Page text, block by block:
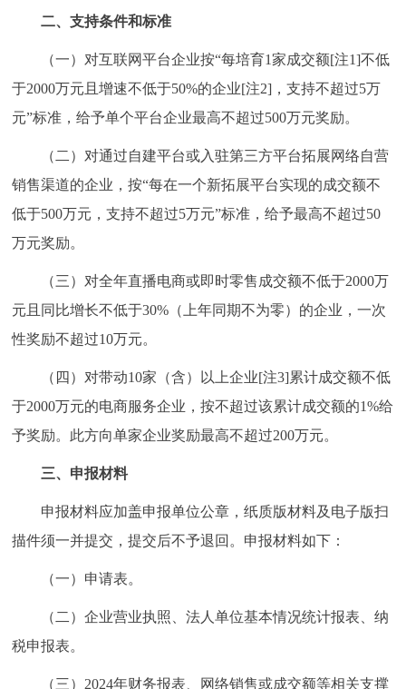
多语种
ESPAÑOL العربية PORTUGUÊS
ITALIANO
回到顶部
二、支持条件和标准
（一）对互联网平台企业按“每培育1家成交额[注1]不低
于2000万元且增速不低于50%的企业[注2]，支持不超过5万
元”标准，给予单个平台企业最高不超过500万元奖励。
（二）对通过自建平台或入驻第三方平台拓展网络自营
销售渠道的企业，按“每在一个新拓展平台实现的成交额不
低于500万元，支持不超过5万元”标准，给予最高不超过50
万元奖励。
（三）对全年直播电商或即时零售成交额不低于2000万
元且同比增长不低于30%（上年同期不为零）的企业，一次
性奖励不超过10万元。
（四）对带动10家（含）以上企业[注3]累计成交额不低
于2000万元的电商服务企业，按不超过该累计成交额的1%给
予奖励。此方向单家企业奖励最高不超过200万元。
三、申报材料
申报材料应加盖申报单位公章，纸质版材料及电子版扫
描件须一并提交，提交后不予退回。申报材料如下：
（一）申请表。
（二）企业营业执照、法人单位基本情况统计报表、纳
税申报表。
（三）2024年财务报表、网络销售或成交额等相关支撑